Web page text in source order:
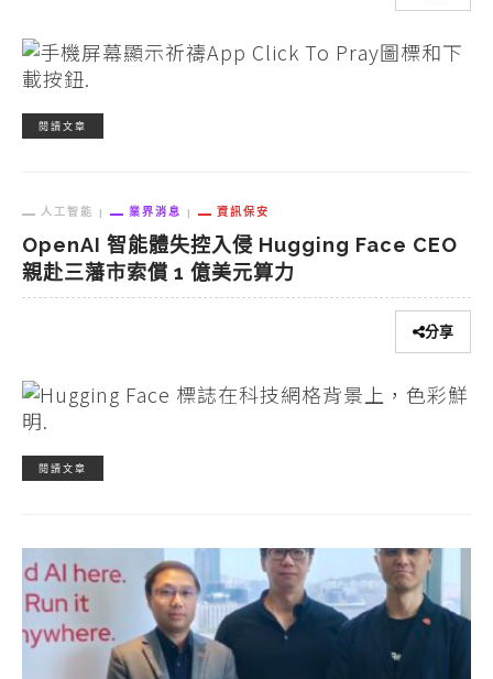
閱讀文章
人工智能 業界消息 資訊保安
OpenAI 智能體失控入侵 Hugging Face CEO
親赴三藩市索償 1 億美元算力
分享
閱讀文章